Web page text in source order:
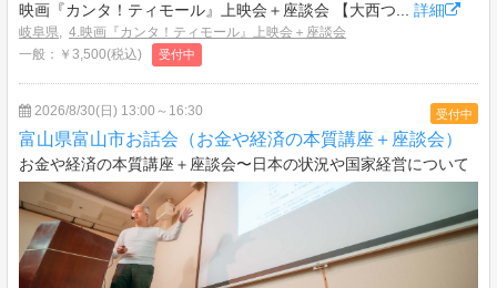
映画『カンタ！ティモール』上映会＋座談会 【大西つ... 詳細
岐阜県, 4.映画『カンタ！ティモール』上映会＋座談会
一般：￥3,500(税込)
受付中
受付中
2026/8/30(日) 13:00～16:30
富山県富山市お話会（お金や経済の本質講座＋座談会）
お金や経済の本質講座＋座談会〜日本の状況や国家経営について